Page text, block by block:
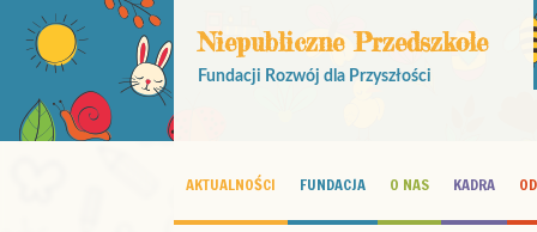
Niepubliczne Przedszkole
Fundacji Rozwój dla Przyszłości
AKTUALNOŚCI FUNDACJA O NAS KADRA